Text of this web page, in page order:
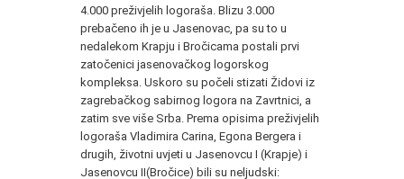
4.000 preživjelih logoraša. Blizu 3.000
prebačeno ih je u Jasenovac, pa su to u
nedalekom Krapju i Bročicama postali prvi
zatočenici jasenovačkog logorskog
kompleksa. Uskoro su počeli stizati Židovi iz
zagrebačkog sabirnog logora na Zavrtnici, a
zatim sve više Srba. Prema opisima preživjelih
logoraša Vladimira Carina, Egona Bergera i
drugih, životni uvjeti u Jasenovcu I (Krapje) i
Jasenovcu II(Bročice) bili su neljudski: